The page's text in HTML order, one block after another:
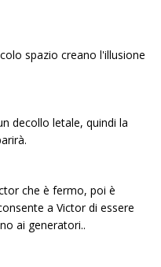
spazio creano l'illusione
decollo letale, quindi la
che è fermo, poi è
a Victor di essere
ai generatori..